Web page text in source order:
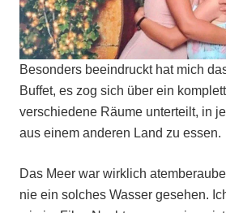
Besonders beeindruckt hat mich
Buffet, es zog sich über ein
verschiedene Räume unterteilt, in
aus einem anderen Land zu essen.
Das Meer war wirklich
nie ein solches Wasser gesehen.